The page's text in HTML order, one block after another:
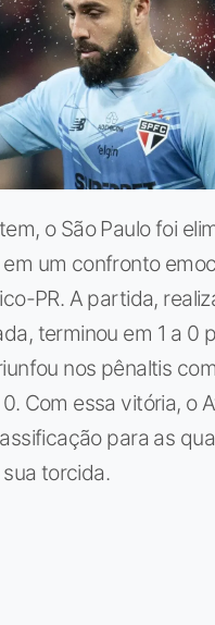
o São Paulo foi
um confronto
PR. A partida,
terminou em 1 a 0
nos pênaltis
Com essa vitória, o
para as
torcida.